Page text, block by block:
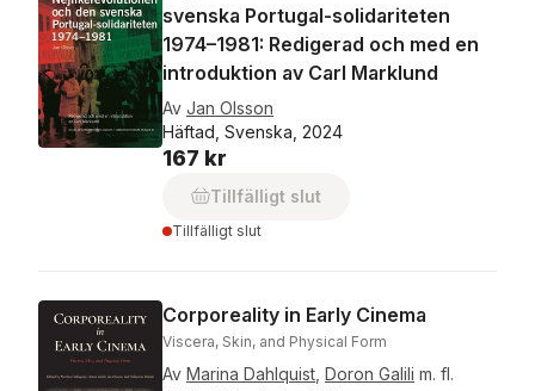
svenska Portugal-solidariteten
1974–1981: Redigerad och med en
introduktion av Carl Marklund
Av Jan Olsson
Häftad, Svenska, 2024
167 kr
Tillfälligt slut
Tillfälligt slut
Corporeality in Early Cinema
Viscera, Skin, and Physical Form
Av Marina Dahlquist Doron Galili m. fl.